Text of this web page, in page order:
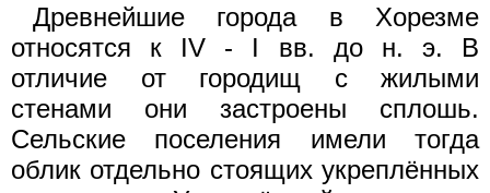
Древнейшие города в Хорезме
относятся к IV - I вв. до н. э. В
отличие от городищ с жилыми
стенами они застроены сплошь.
Сельские поселения имели тогда
облик отдельно стоящих укреплённых